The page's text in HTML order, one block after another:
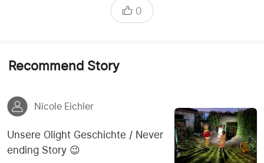
0
Recommend Story
Nicole Eichler
Unsere Olight Geschichte / Never
ending Story 😉